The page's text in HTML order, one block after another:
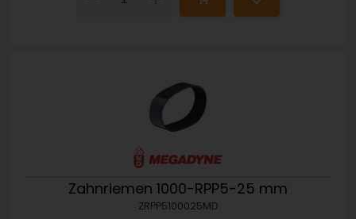
Zahnriemen 1000-RPP5-25 mm
ZRPP5100025MD